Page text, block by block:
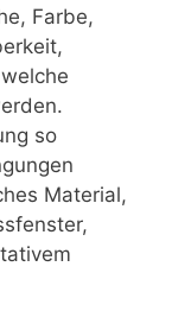
Farbe,
so
Material,